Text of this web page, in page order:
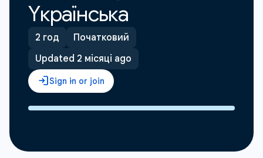
Yкраїнська
2 год
Початковий
Updated 2 місяці ago